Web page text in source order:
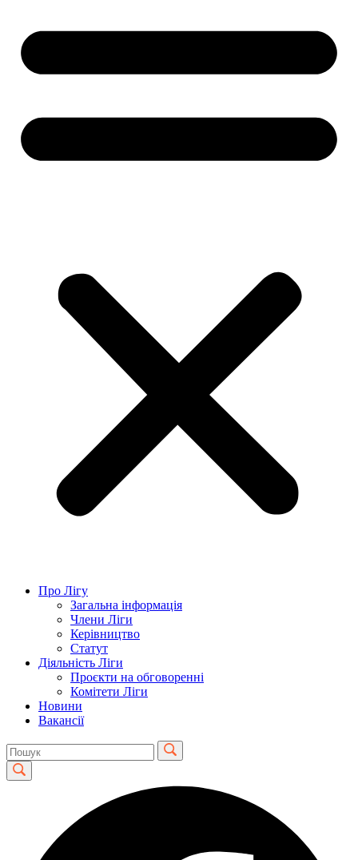
Про Лігу
Загальна інформація
Члени Ліги
Керівництво
Статут
Діяльність Ліги
Проєкти на обговоренні
Комітети Ліги
Новини
Вакансії